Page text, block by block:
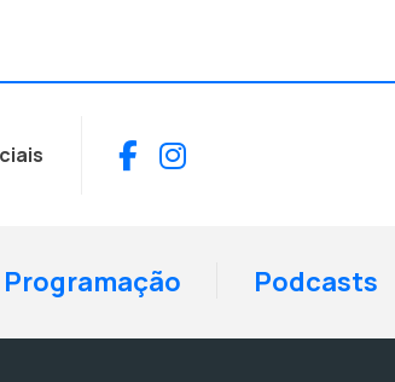
Facebook
Instagram
Programação Podcasts